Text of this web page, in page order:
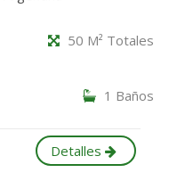
50 M² Totales
1 Baños
Detalles